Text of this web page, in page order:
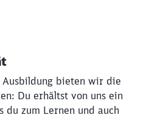
bieten wir die
Du erhältst von uns ein
du zum Lernen und auch